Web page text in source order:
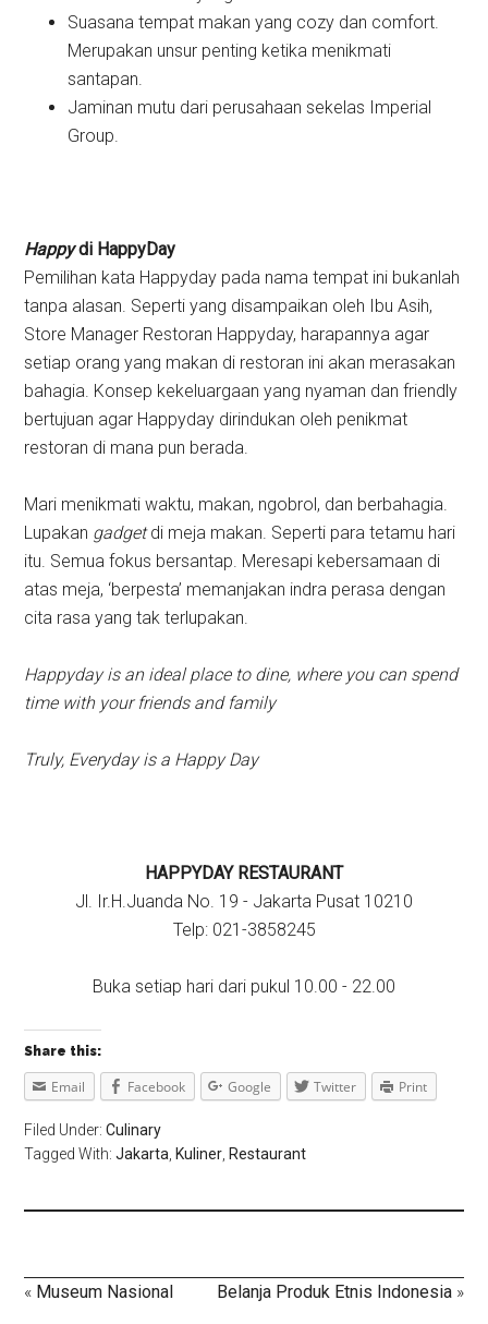
Suasana tempat makan yang cozy dan comfort.
Merupakan unsur penting ketika menikmati
santapan.
Jaminan mutu dari perusahaan sekelas Imperial
Group.
Happydi HappyDay
Pemilihan kata Happyday pada nama tempat ini bukanlah
tanpa alasan. Seperti yang disampaikan oleh Ibu Asih,
Store Manager Restoran Happyday, harapannya agar
setiap orang yang makan di restoran ini akan merasakan
bahagia. Konsep kekeluargaan yang nyaman dan friendly
bertujuan agar Happyday dirindukan oleh penikmat
restoran di mana pun berada.
Mari menikmati waktu, makan, ngobrol, dan berbahagia.
Lupakan gadgetdi meja makan. Seperti para tetamu hari
itu. Semua fokus bersantap. Meresapi kebersamaan di
atas meja, ‘berpesta’ memanjakan indra perasa dengan
cita rasa yang tak terlupakan.
Happyday is an ideal place to dine, where you can spend
time with your friends and family
Truly, Everyday is a Happy Day
HAPPYDAY RESTAURANT
Jl. Ir.H.Juanda No. 19 - Jakarta Pusat 10210
Telp: 021-3858245
Buka setiap hari dari pukul 10.00 - 22.00
Share this:
Email Facebook Google Twitter Print
Filed Under:Culinary
Tagged With:Jakarta Kuliner Restaurant
« Museum Nasional Belanja Produk Etnis Indonesia»